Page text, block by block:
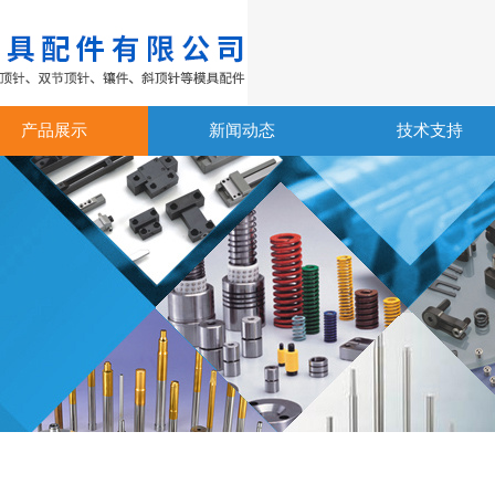
产品展示 新闻动态 技术支持